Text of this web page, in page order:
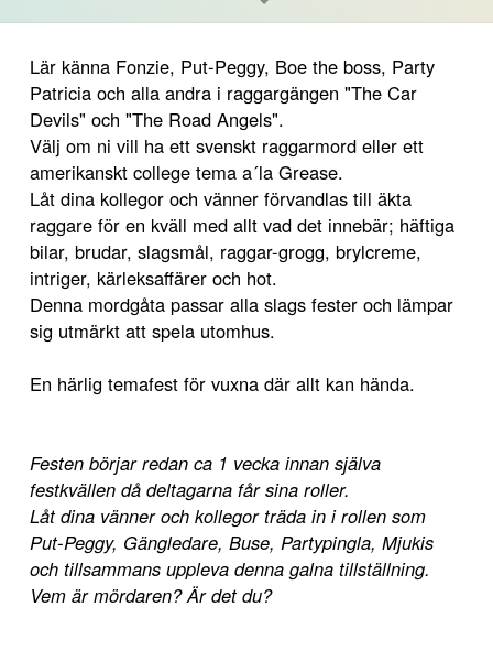
Lär känna Fonzie, Put-Peggy, Boe the boss, Party
Patricia och alla andra i raggargängen "The Car
Devils" och "The Road Angels".
Välj om ni vill ha ett svenskt raggarmord eller ett
amerikanskt college tema a´la Grease.
Låt dina kollegor och vänner förvandlas till äkta
raggare för en kväll med allt vad det innebär; häftiga
bilar, brudar, slagsmål, raggar-grogg, brylcreme,
intriger, kärleksaffärer och hot.
Denna mordgåta passar alla slags fester och lämpar
sig utmärkt att spela utomhus.
En härlig temafest för vuxna där allt kan hända.
Festen börjar redan ca 1 vecka innan själva
festkvällen då deltagarna får sina roller.
Låt dina vänner och kollegor träda in i rollen som
Put-Peggy, Gängledare, Buse, Partypingla, Mjukis
och tillsammans uppleva denna galna tillställning.
Vem är mördaren? Är det du?